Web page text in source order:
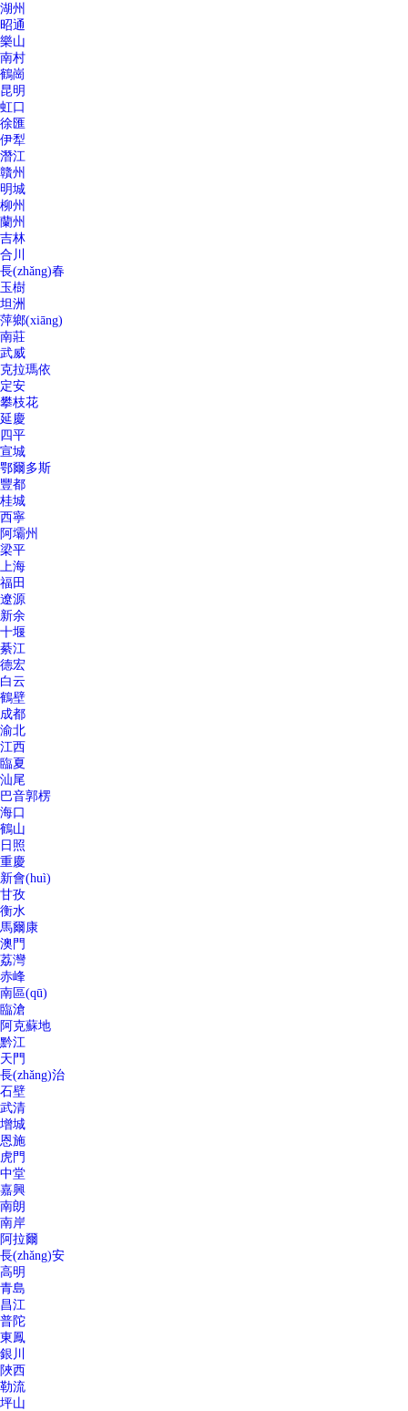
湖州
昭通
樂山
南村
鶴崗
昆明
虹口
徐匯
伊犁
潛江
贛州
明城
柳州
蘭州
吉林
合川
長(zhǎng)春
玉樹
坦洲
萍鄉(xiāng)
南莊
武威
克拉瑪依
定安
攀枝花
延慶
四平
宣城
鄂爾多斯
豐都
桂城
西寧
阿壩州
梁平
上海
福田
遼源
新余
十堰
綦江
德宏
白云
鶴壁
成都
渝北
江西
臨夏
汕尾
巴音郭楞
海口
鶴山
日照
重慶
新會(huì)
甘孜
衡水
馬爾康
澳門
荔灣
赤峰
南區(qū)
臨滄
阿克蘇地
黔江
天門
長(zhǎng)治
石壁
武清
增城
恩施
虎門
中堂
嘉興
南朗
南岸
阿拉爾
長(zhǎng)安
高明
青島
昌江
普陀
東鳳
銀川
陜西
勒流
坪山